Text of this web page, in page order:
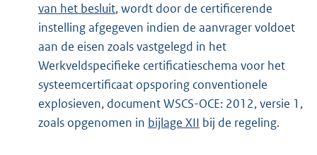
van het besluit, wordt door de certificerende
instelling afgegeven indien de aanvrager voldoet
aan de eisen zoals vastgelegd in het
Werkveldspecifieke certificatieschema voor het
systeemcertificaat opsporing conventionele
explosieven, document WSCS-OCE: 2012, versie 1,
zoals opgenomen in bijlage XII bij de regeling.